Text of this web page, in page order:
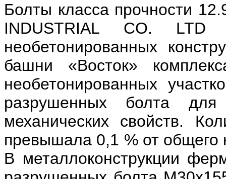
Болты класса прочности
INDUSTRIAL CO.
необетонированных
башни «Восток»
необетонированных
разрушенных болта для
механических свойств.
превышала 0,1 % от общего
В металлоконструкции